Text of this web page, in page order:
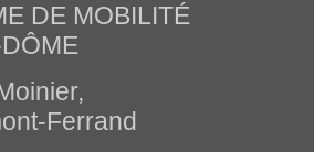
DE MOBILITÉ
Ferrand